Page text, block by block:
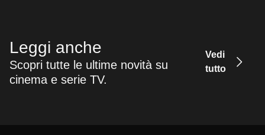
Leggi anche
Scopri tutte le ultime novità su
cinema e serie TV.
Vedi
tutto